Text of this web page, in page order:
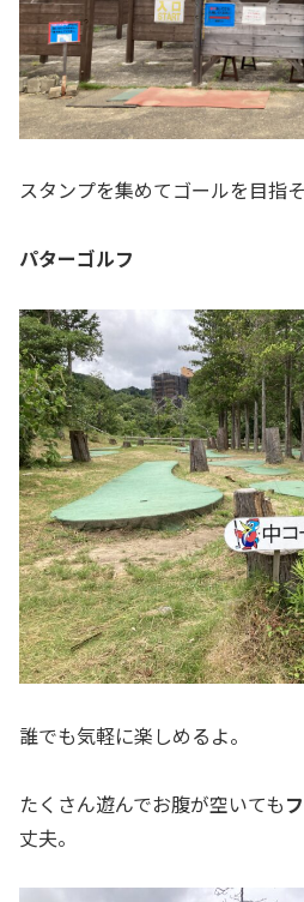
スタンプを集めてゴールを目指そ
パターゴルフ
誰でも気軽に楽しめるよ。
たくさん遊んでお腹が空いても
丈夫。